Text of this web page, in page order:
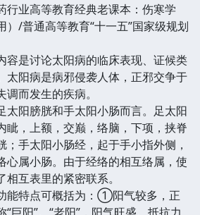
业高等教育经典老课本：伤寒学
）/普通高等教育“十一五”国家级规划
是讨论太阳病的临床表现、证候类
太阳病是病邪侵袭人体，正邪交争于
而发生的疾病。
阳膀胱和手太阳小肠而言。足太阳
眦，上额，交巅，络脑，下项，挟脊
；手太阳小肠经，起于手小指外侧，
心属小肠。由于经络的相互络属，使
互表里的紧密联系。
特点可概括为：①阳气较多，正